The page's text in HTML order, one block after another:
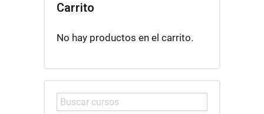
Carrito
No hay productos en el carrito.